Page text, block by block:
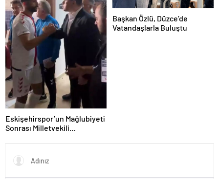
Eskişehirspor’un Mağlubiyeti
Sonrası Milletvekili
Başkan Özlü, Düzce’de
Vatandaşlarla Buluştu